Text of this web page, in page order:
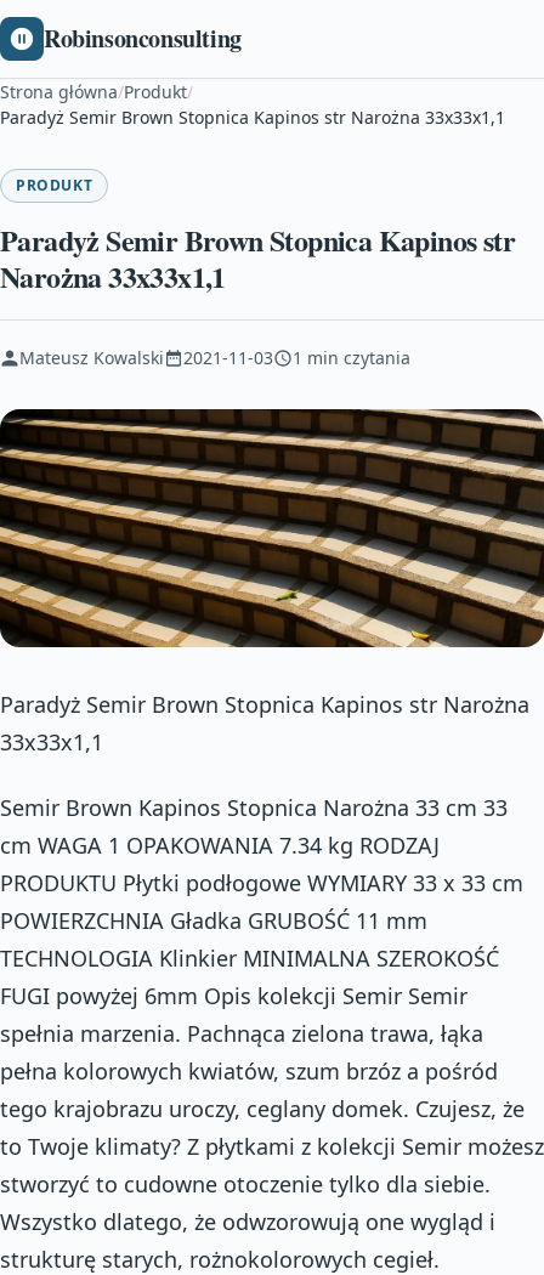
Robinsonconsulting
Strona główna/Produkt/
Paradyż Semir Brown Stopnica Kapinos str Narożna 33x33x1,1
PRODUKT
Paradyż Semir Brown Stopnica Kapinos str
Narożna 33x33x1,1
Mateusz Kowalski 2021-11-03 1 min czytania
Paradyż Semir Brown Stopnica Kapinos str Narożna
33x33x1,1
Semir Brown Kapinos Stopnica Narożna 33 cm 33
cm WAGA 1 OPAKOWANIA 7.34 kg RODZAJ
PRODUKTU Płytki podłogowe WYMIARY 33 x 33 cm
POWIERZCHNIA Gładka GRUBOŚĆ 11 mm
TECHNOLOGIA Klinkier MINIMALNA SZEROKOŚĆ
FUGI powyżej 6mm Opis kolekcji Semir Semir
spełnia marzenia. Pachnąca zielona trawa, łąka
pełna kolorowych kwiatów, szum brzóz a pośród
tego krajobrazu uroczy, ceglany domek. Czujesz, że
to Twoje klimaty? Z płytkami z kolekcji Semir możesz
stworzyć to cudowne otoczenie tylko dla siebie.
Wszystko dlatego, że odwzorowują one wygląd i
strukturę starych, rożnokolorowych cegieł.